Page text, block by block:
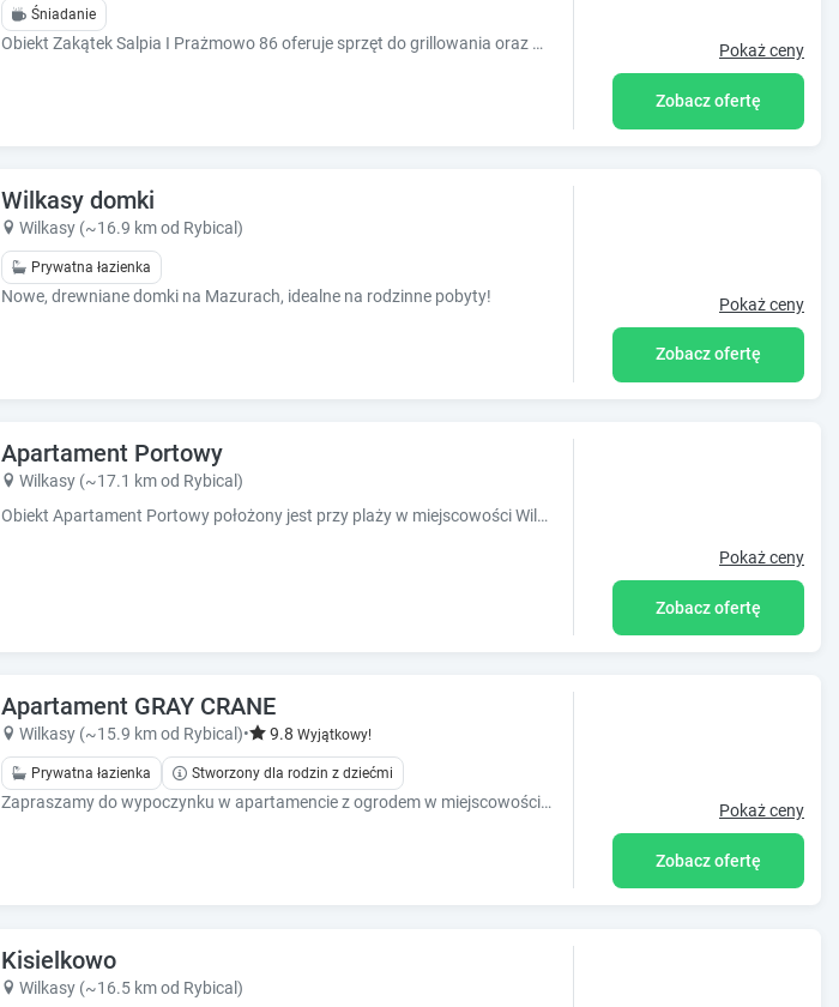
k
k
t
h
e
r
d
s
s
f
o
r
n
g
Śniadanie
Obiekt Zakątek Salpia I Prażmowo 86 oferuje sprzęt do grillowania oraz widok na ogród. Usytuowany jest on w miejscowości Prażmowo. Odległość Pokaż ceny
Zobacz ofertę
Wilkasy domki
Wilkasy (~16.9 km od Rybical)
Prywatna łazienka
Nowe, drewniane domki na Mazurach, idealne na rodzinne pobyty! Pokaż ceny
Zobacz ofertę
Apartament Portowy
Wilkasy (~17.1 km od Rybical)
Obiekt Apartament Portowy położony jest przy plaży w miejscowości Wilkasy. Odległość ważnych miejsc od obiektu: Twierdza Boyen ? 4,1 km, Wio
Pokaż ceny
Zobacz ofertę
Apartament GRAY CRANE
Wilkasy (~15.9 km od Rybical)• 9.8 Wyjątkowy!
Prywatna łazienka Stworzony dla rodzin z dziećmi
Zapraszamy do wypoczynku w apartamencie z ogrodem w miejscowości Wilkasy. Znajduje się w domu jednorodzinnym ,posiada niezależne wejście oraz ogród. Pokaż ceny
Zobacz ofertę
Kisielkowo
Wilkasy (~16.5 km od Rybical)